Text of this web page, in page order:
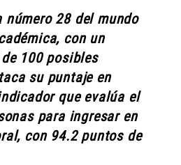
número 28 del mundo
con un
100 posibles
su puntaje en
que evalúa el
para ingresar en
con 94.2 puntos de